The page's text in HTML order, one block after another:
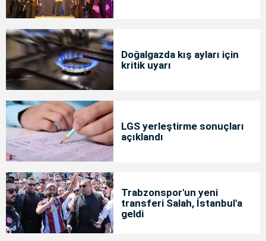
Doğalgazda kış ayları için
kritik uyarı
LGS yerleştirme sonuçları
açıklandı
Trabzonspor'un yeni
transferi Salah, İstanbul'a
geldi